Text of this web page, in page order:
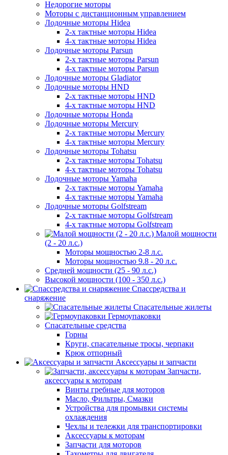
Недорогие моторы
Моторы с дистанционным управлением
Лодочные моторы Hidea
2-х тактные моторы Hidea
4-х тактные моторы Hidea
Лодочные моторы Parsun
2-х тактные моторы Parsun
4-х тактные моторы Parsun
Лодочные моторы Gladiator
Лодочные моторы HND
2-х тактные моторы HND
4-х тактные моторы HND
Лодочные моторы Honda
Лодочные моторы Mercury
2-х тактные моторы Mercury
4-х тактные моторы Mercury
Лодочные моторы Tohatsu
2-х тактные моторы Tohatsu
4-х тактные моторы Tohatsu
Лодочные моторы Yamaha
2-х тактные моторы Yamaha
4-х тактные моторы Yamaha
Лодочные моторы Golfstream
2-х тактные моторы Golfstream
4-х тактные моторы Golfstream
Малой мощности
(2 - 20 л.с.)
Моторы мощностью 2-8 л.с.
Моторы мощностью 9.8 - 20 л.с.
Средней мощности (25 - 90 л.с.)
Высокой мощности (100 - 350 л.с.)
Спассредства и
снаряжение
Спасательные жилеты
Гермоупаковки
Спасательные средства
Горны
Круги, спасательные тросы, черпаки
Крюк отпорный
Аксессуары и запчасти
Запчасти,
аксессуары к моторам
Винты гребные для моторов
Масло, Фильтры, Смазки
Устройства для промывки системы
охлаждения
Чехлы и тележки для транспортировки
Аксессуары к моторам
Запчасти для моторов